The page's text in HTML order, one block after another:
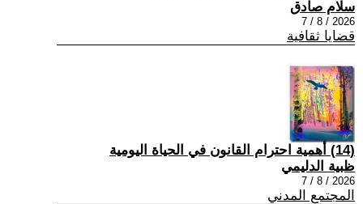
سلام صادق
2026 / 8 / 7
قضايا ثقافية
(14) أهمية احترام القانون في الحياة اليومية
ظبية الدليمي
2026 / 8 / 7
المجتمع المدني